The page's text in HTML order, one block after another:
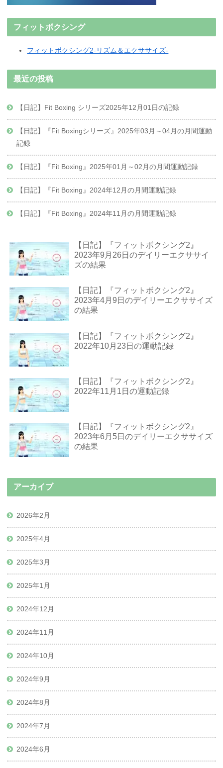
フィットボクシング
フィットボクシング2-リズム＆エクササイズ-
最近の投稿
【日記】Fit Boxing シリーズ2025年12月01日の記録
【日記】『Fit Boxingシリーズ』2025年03月～04月の月間運動
記録
【日記】『Fit Boxing』2025年01月～02月の月間運動記録
【日記】『Fit Boxing』2024年12月の月間運動記録
【日記】『Fit Boxing』2024年11月の月間運動記録
【日記】『フィットボクシング2』
2023年9月26日のデイリーエクササイ
ズの結果
【日記】『フィットボクシング2』
2023年4月9日のデイリーエクササイズ
の結果
【日記】『フィットボクシング2』
2022年10月23日の運動記録
【日記】『フィットボクシング2』
2022年11月1日の運動記録
【日記】『フィットボクシング2』
2023年6月5日のデイリーエクササイズ
の結果
アーカイブ
2026年2月
2025年4月
2025年3月
2025年1月
2024年12月
2024年11月
2024年10月
2024年9月
2024年8月
2024年7月
2024年6月